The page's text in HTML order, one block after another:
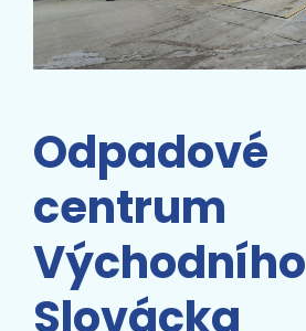
Odpadové
centrum
Východního
Slovácka